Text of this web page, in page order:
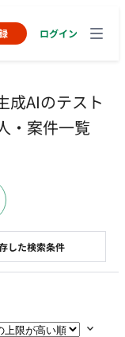
ログイン
成AIのテスト
・案件一覧
した検索条件